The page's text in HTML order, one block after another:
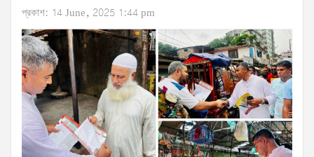
প্রকাশ: 14 June, 2025 1:44 pm